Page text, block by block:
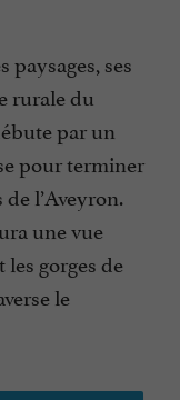
paysages, ses
rurale du
par un
pour terminer
l’Aveyron.
une vue
gorges de
le